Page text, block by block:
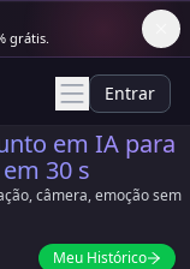
grátis.
Entrar
em IA para
30 s
câmera, emoção sem
Meu Histórico